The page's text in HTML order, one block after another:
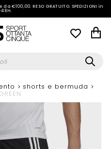
da €100,00.RESO GRATUITO. SPEDIZIONI in
48H.
shorts e bermuda